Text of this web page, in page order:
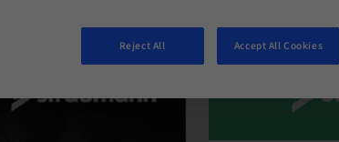
Reject All Accept All Cookies